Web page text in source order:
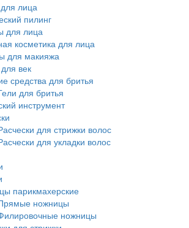
лица
пилинг
для лица
косметика для лица
для макияжа
век
средства для бритья
для бритья
инструмент
для стрижки волос
для укладки волос
парикмахерские
ножницы
ножницы